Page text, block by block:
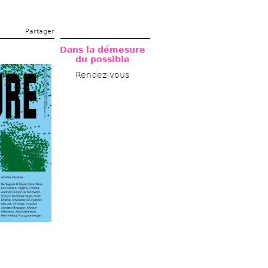
Partager
Dans la démesure
du possible
Rendez-vous